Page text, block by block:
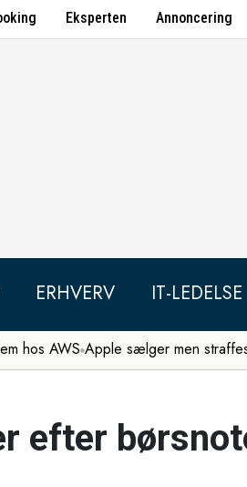
Eksperten Annoncering
ERHVERV IT-LEDELSE
hos AWS Apple sælger men
efter